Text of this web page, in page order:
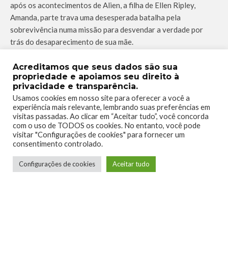
após os acontecimentos de Alien, a filha de Ellen Ripley,
Amanda, parte trava uma desesperada batalha pela
sobrevivência numa missão para desvendar a verdade por
trás do desaparecimento de sua mãe.
Vale lembrar que a promoção de dois meses do
PassporR$2,00ainda está valendo. Nela você compra 1 mês
deXbox Game PassporR$2,00e ganha o primeiro mês
grátis. Se você ainda não é assinante esta é a sua
oportunidade, são mais de100 jogos a sua disposição por
apenas R$2,00.
Comprando através dos nossos links você ajuda a manter o
Xbox Mania no ar, contamos com a sua colaboração!
Acreditamos que seus dados são sua
propriedade e apoiamos seu direito à
privacidade e transparência.
Usamos cookies em nosso site para oferecer a você a
experiência mais relevante, lembrando suas preferências em
visitas passadas. Ao clicar em “Aceitar tudo”, você concorda
com o uso de TODOS os cookies. No entanto, você pode
visitar "Configurações de cookies" para fornecer um
consentimento controlado.
Configurações de cookies Aceitar tudo